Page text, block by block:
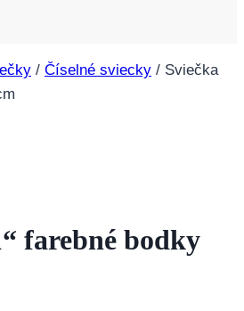
/ Číselné sviecky / Sviečka
farebné bodky